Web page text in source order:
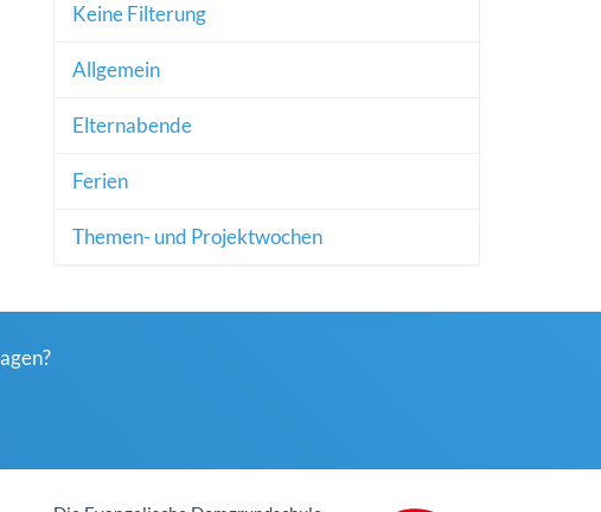
Keine Filterung
Allgemein
Elternabende
Ferien
Themen- und Projektwochen